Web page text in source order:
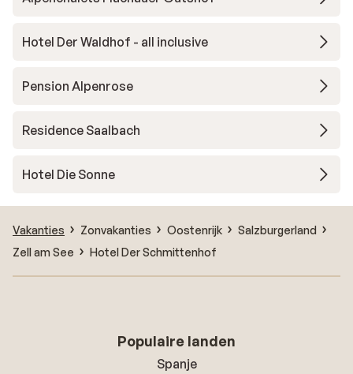
Hotel Der Waldhof - all inclusive
Pension Alpenrose
Residence Saalbach
Hotel Die Sonne
Vakanties Zonvakanties Oostenrijk
Salzburgerland
Zell am See
Hotel Der Schmittenhof
Populaire landen
Spanje